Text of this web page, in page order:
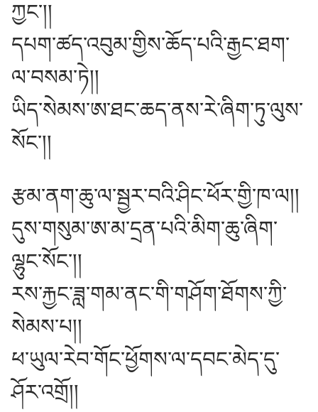
ཀྱང༌།།
དཔག་ཚད་འབུམ་གྱིས་ཆོད་པའི་རྒྱང་ཐག་
ལ་བསམ་ཏེ།།
ཡིད་སེམས་ཨ་ཐང་ཆད་ནས་རེ་ཞིག་ཏུ་ལུས་
སོང༌།།
རྩམ་ནག་ཆུ་ལ་སྦྱར་བའི་ཤིང་ཕོར་གྱི་ཁ་ལ།།
དུས་གསུམ་ཨ་མ་དྲན་པའི་མིག་ཆུ་ཞིག་
ལྷུང་སོང༌།།
རས་རྐྱང་ཟླ་གམ་ནང་གི་གཤོག་ཐོགས་ཀྱི་
སེམས་པ།།
ཕ་ཡུལ་རེབ་གོང་ཕྱོགས་ལ་དབང་མེད་དུ་
ཤོར་འགྲོ།།